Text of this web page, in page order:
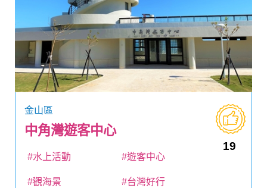
金山區
中角灣遊客中心
19
#水上活動 #遊客中心
#觀海景 #台灣好行